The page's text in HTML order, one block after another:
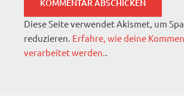
Diese Seite verwendet Akismet, um
reduzieren. Erfahre, wie deine
verarbeitet werden..